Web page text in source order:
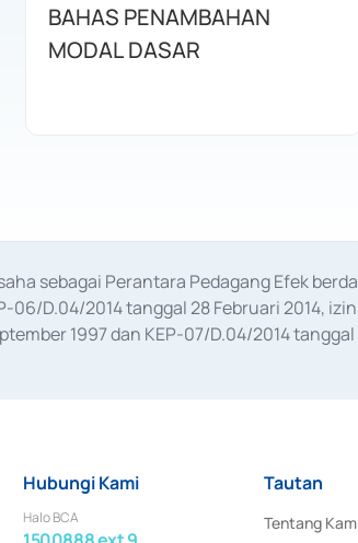
BAHAS PENAMBAHAN
MODAL DASAR
sebagai Perantara Pedagang Efek
06/D.04/2014 tanggal 28 Februari 2014,
1997 dan KEP-07/D.04/2014
Hubungi Kami
Halo BCA
Tautan
Tentang